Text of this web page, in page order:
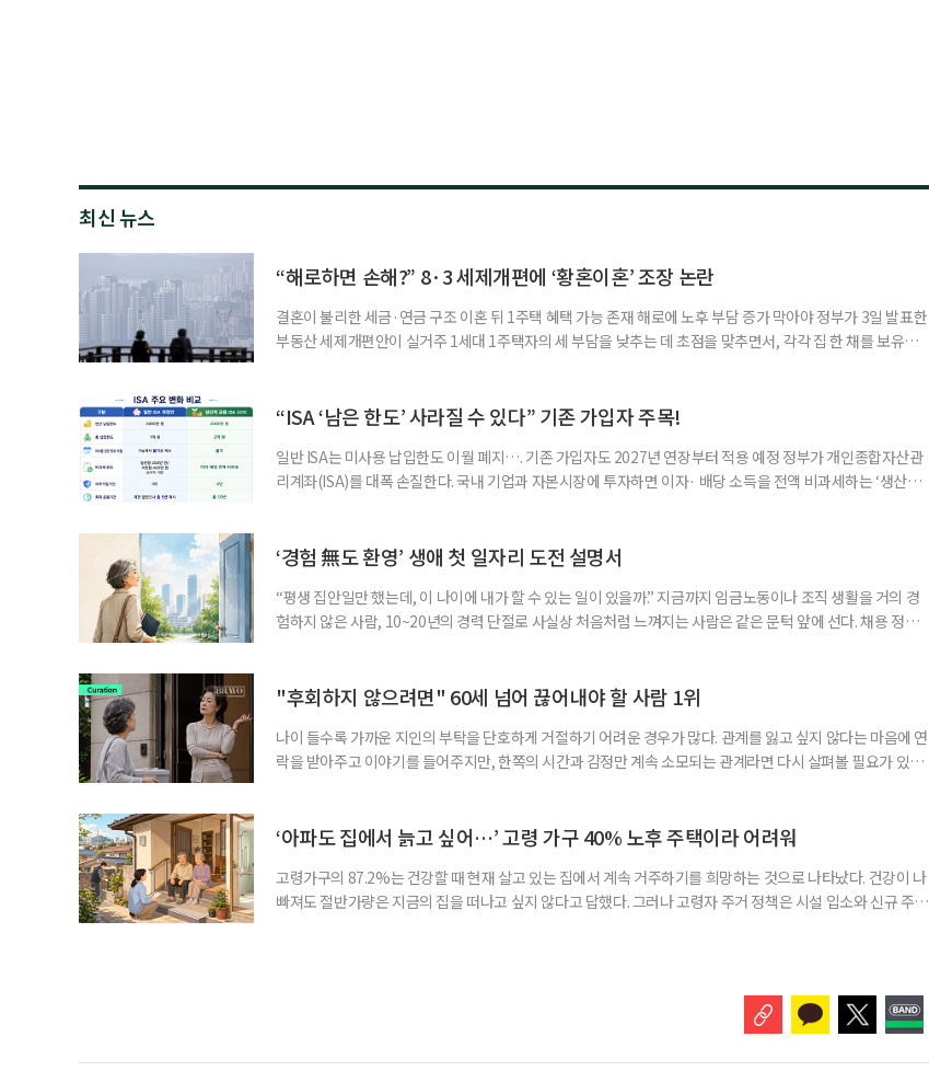
최신 뉴스
“해로하면 손해?” 8·3 세제개편에 ‘황혼이혼’ 조장 논란
결혼이 불리한 세금·연금 구조 이혼 뒤 1주택 혜택 가능 존재 해로에 노후 부담 증가 막아야 정부가 3일 발표한
부동산 세제개편안이 실거주 1세대 1주택자의 세 부담을 낮추는 데 초점을 맞추면서, 각각 집 한 채를 보유한
부가 각자 집 한 채씩을 보유하면 한 세대가 두 채를 가진 것으로 보지만, 실제 이혼해 주거와 생계를 분
“ISA ‘남은 한도’ 사라질 수 있다” 기존 가입자 주목!
일반 ISA는 미사용 납입한도 이월 폐지…. 기존 가입자도 2027년 연장부터 적용 예정 정부가 개인종합자산관
리계좌(ISA)를 대폭 손질한다. 국내 기업과 자본시장에 투자하면 이자· 배당 소득을 전액 비과세하는 ‘생산적
기 때문이다. 지난 3일 발표된 세제개편안이 국회 통과 후 그대로 시행된다면 법 시행 전 본
‘경험 無도 환영’ 생애 첫 일자리 도전 설명서
“평생 집안일만 했는데, 이 나이에 내가 할 수 있는 일이 있을까.” 지금까지 임금노동이나 조직 생활을 거의 경
험하지 않은 사람, 10~20년의 경력 단절로 사실상 처음처럼 느껴지는 사람은 같은 문턱 앞에 선다. 채용 정보를
경험이 풍부한 고령자는 중요한 국가 자원이다. 박경하 한국노인인력개발원 선임연구위
"후회하지 않으려면" 60세 넘어 끊어내야 할 사람 1위
나이 들수록 가까운 지인의 부탁을 단호하게 거절하기 어려운 경우가 많다. 관계를 잃고 싶지 않다는 마음에 연
락을 받아주고 이야기를 들어주지만, 한쪽의 시간과 감정만 계속 소모되는 관계라면 다시 살펴볼 필요가 있다.
게 여기며, 거절하는 순간 태도를 바꾸는 행동도 건강한 관계와는 거리가 멀다. 믿고 털어놓은 개인사나 약점을
‘아파도 집에서 늙고 싶어…’ 고령 가구 40% 노후 주택이라 어려워
고령가구의 87.2%는 건강할 때 현재 살고 있는 집에서 계속 거주하기를 희망하는 것으로 나타났다. 건강이 나
빠져도 절반가량은 지금의 집을 떠나고 싶지 않다고 답했다. 그러나 고령자 주거 정책은 시설 입소와 신규 주택